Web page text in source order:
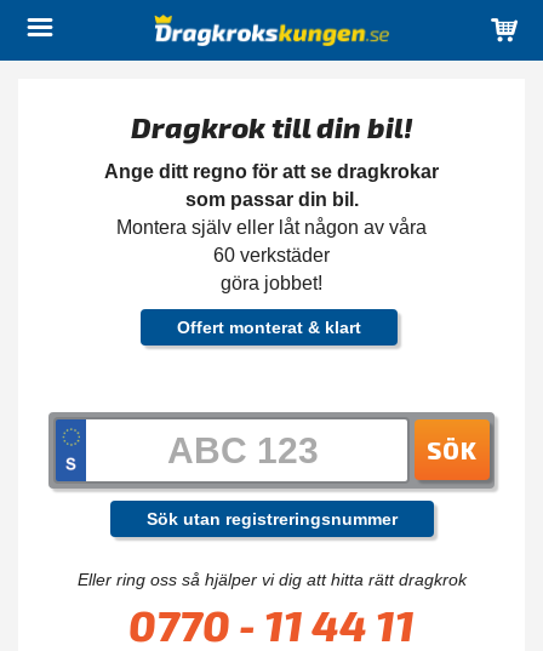
Dragkrok till din bil!
Ange ditt regno för att se dragkrokar
som passar din bil.
Montera själv eller låt någon av våra
60 verkstäder
göra jobbet!
Offert monterat & klart
SÖK
Sök utan registreringsnummer
Eller ring oss så hjälper vi dig att hitta rätt dragkrok
0770 - 11 44 11